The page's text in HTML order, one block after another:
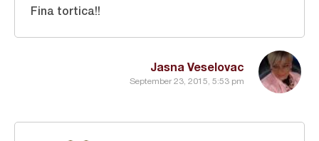
Jasna Veselovac
September 23, 2015, 5:53 pm
Fina tortica!!